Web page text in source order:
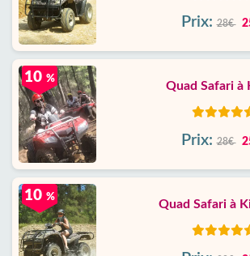
Prix: 28€
Quad Safari à
10 %
Prix: 28€
Quad Safari à
10 %